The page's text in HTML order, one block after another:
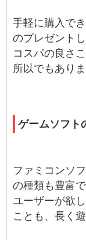
手軽に購入で
のプレゼント
コスパの良さ
所以でもありま
ゲームソフト
ファミコンソ
の種類も豊富で
ユーザーが欲
ことも、長く